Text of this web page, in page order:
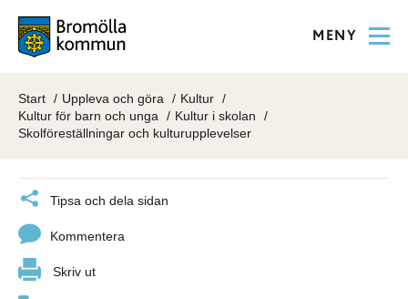
MENY
Start Uppleva och göra
Kultur
Kultur för barn och unga
Kultur i skolan
Skolföreställningar och kulturupplevelser
Tipsa och dela sidan
Kommentera
Skriv ut